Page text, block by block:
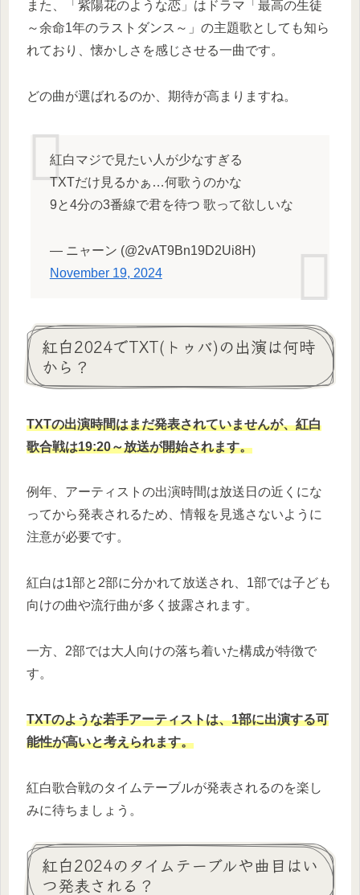
また、「紫陽花のような恋」はドラマ「最高の生徒
～余命1年のラストダンス～」の主題歌としても知ら
れており、懐かしさを感じさせる一曲です。
どの曲が選ばれるのか、期待が高まりますね。
紅白マジで見たい人が少なすぎる
TXTだけ見るかぁ…何歌うのかな
9と4分の3番線で君を待つ 歌って欲しいな
— ニャーン (@2vAT9Bn19D2Ui8H)
November 19, 2024
紅白2024でTXT(トゥバ)の出演は何時
から？
TXTの出演時間はまだ発表されていませんが、紅白
歌合戦は19:20～放送が開始されます。
例年、アーティストの出演時間は放送日の近くにな
ってから発表されるため、情報を見逃さないように
注意が必要です。
紅白は1部と2部に分かれて放送され、1部では子ども
向けの曲や流行曲が多く披露されます。
一方、2部では大人向けの落ち着いた構成が特徴で
す。
TXTのような若手アーティストは、1部に出演する可
能性が高いと考えられます。
紅白歌合戦のタイムテーブルが発表されるのを楽し
みに待ちましょう。
紅白2024のタイムテーブルや曲目はい
つ発表される？